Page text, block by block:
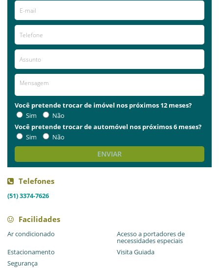
Você pretende trocar de imóvel nos próximos 12 meses?
Sim
Não
Você pretende trocar de automóvel nos próximos 6 meses?
Sim
Não
ENVIAR
Telefones
(51) 3374-7626
Facilidades
Ar condicionado Acesso a portadores de
necessidades especiais
Estacionamento
Visita Guiada
Segurança